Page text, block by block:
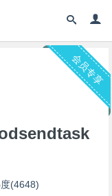
会员专享
(4648)